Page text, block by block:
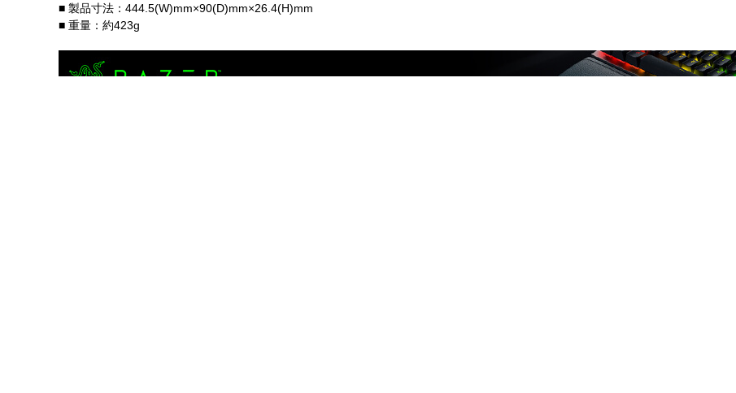
■ 製品寸法：444.5(W)mm×90(D)mm×26.4(H)mm
■ 重量：約423g